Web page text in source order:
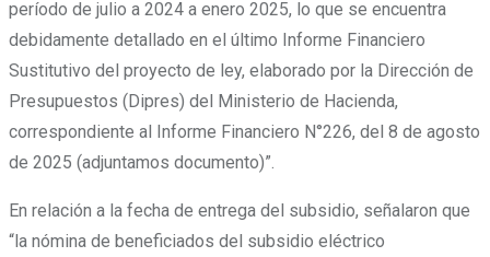
período de julio a 2024 a enero 2025, lo que se encuentra
debidamente detallado en el último Informe Financiero
Sustitutivo del proyecto de ley, elaborado por la Dirección de
Presupuestos (Dipres) del Ministerio de Hacienda,
correspondiente al Informe Financiero N°226, del 8 de agosto
de 2025 (adjuntamos documento)”.
En relación a la fecha de entrega del subsidio, señalaron que
“la nómina de beneficiados del subsidio eléctrico